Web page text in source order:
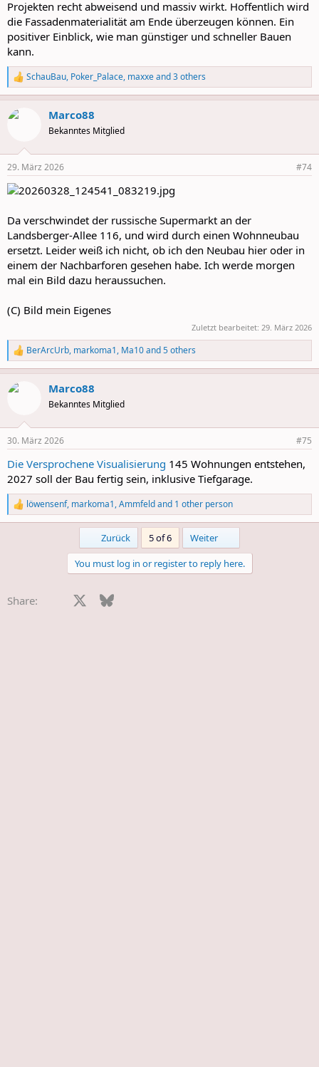
Projekten recht abweisend und massiv wirkt. Hoffentlich wird
die Fassadenmaterialität am Ende überzeugen können. Ein
positiver Einblick, wie man günstiger und schneller Bauen
kann.
R
e
a
c
s
:
SchauBau, Poker_Palace, maxxeand 3 others
Marco88
Bekanntes Mitglied
29. März 2026 #74
Da verschwindet der russische Supermarkt an der
Landsberger-Allee 116, und wird durch einen Wohnneubau
ersetzt. Leider weiß ich nicht, ob ich den Neubau hier oder in
einem der Nachbarforen gesehen habe. Ich werde morgen
mal ein Bild dazu heraussuchen.
(C) Bild mein Eigenes
Zuletzt bearbeitet: 29. März 2026
R
e
a
c
s
BerArcUrb, markoma1, Ma10and 5 others
Marco88
Bekanntes Mitglied
30. März 2026 #75
Die Versprochene Visualisierung 145 Wohnungen entstehen,
2027 soll der Bau fertig sein, inklusive Tiefgarage.
R
e
s
löwensenf, markoma1,Ammfeldand 1 other person
Zurück 5 of 6 Weiter
You must log in or register to reply here.
Share: Facebook Bluesky